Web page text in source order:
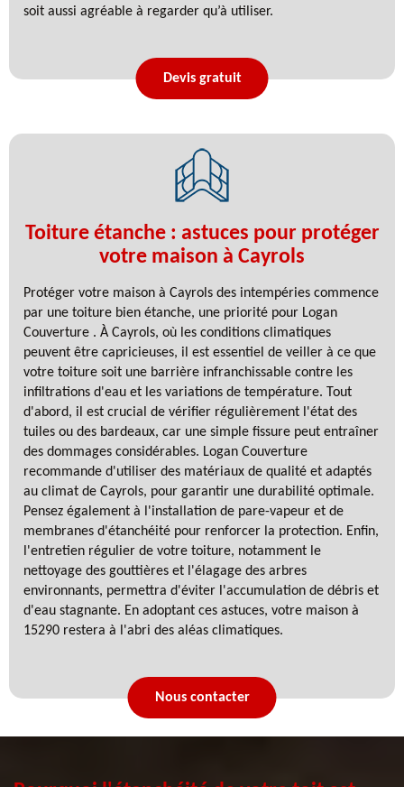
soit aussi agréable à regarder qu’à utiliser.
Devis gratuit
Toiture étanche : astuces pour protéger
votre maison à Cayrols
Protéger votre maison à Cayrols des intempéries commence
par une toiture bien étanche, une priorité pour Logan
Couverture . À Cayrols, où les conditions climatiques
peuvent être capricieuses, il est essentiel de veiller à ce que
votre toiture soit une barrière infranchissable contre les
infiltrations d'eau et les variations de température. Tout
d'abord, il est crucial de vérifier régulièrement l'état des
tuiles ou des bardeaux, car une simple fissure peut entraîner
des dommages considérables. Logan Couverture
recommande d'utiliser des matériaux de qualité et adaptés
au climat de Cayrols, pour garantir une durabilité optimale.
Pensez également à l'installation de pare-vapeur et de
membranes d'étanchéité pour renforcer la protection. Enfin,
l'entretien régulier de votre toiture, notamment le
nettoyage des gouttières et l'élagage des arbres
environnants, permettra d'éviter l'accumulation de débris et
d'eau stagnante. En adoptant ces astuces, votre maison à
15290 restera à l'abri des aléas climatiques.
Nous contacter